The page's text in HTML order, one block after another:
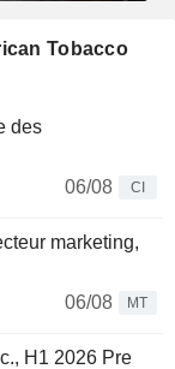
Tobacco
des
06/08
CI
marketing,
06/08
MT
H1 2026 Pre